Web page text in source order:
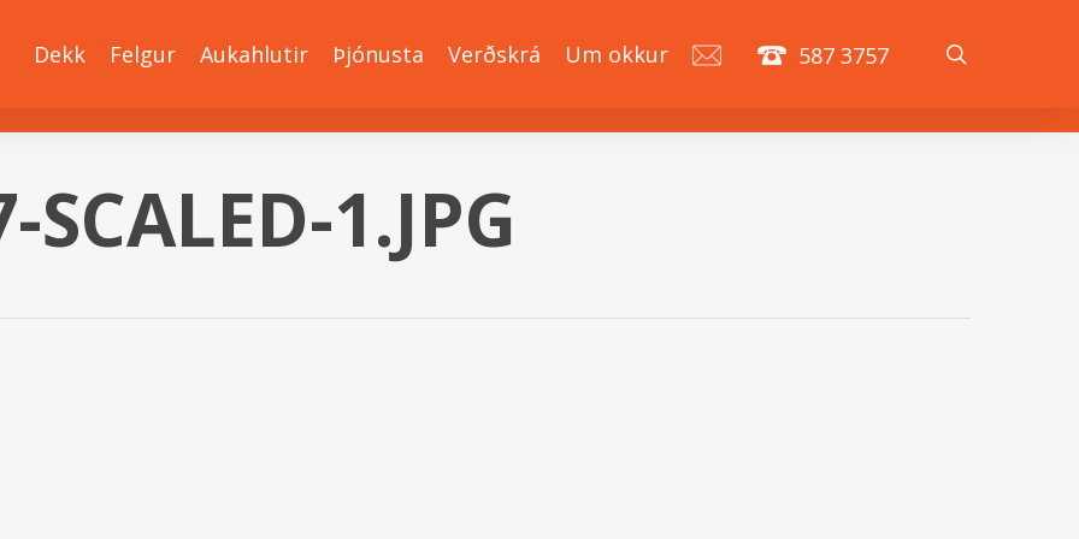
Dekk Felgur Aukahlutir Þjónusta Verðskrá Um okkur 587 3757
SCALED-1.JPG